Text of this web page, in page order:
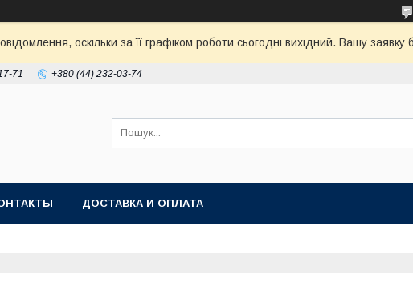
оскільки за її графіком роботи сьогодні вихідний. Вашу
71 +380 (44) 232-03-74
ДОСТАВКА И ОПЛАТА